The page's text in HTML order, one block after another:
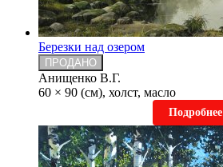
Березки над озером
ПРОДАНО
Анищенко В.Г.
60 × 90 (см), холст, масло
Подробнее